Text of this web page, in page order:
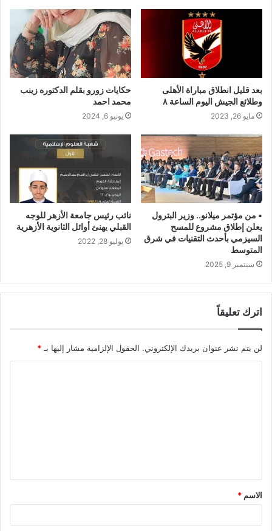
بعد قليل انطلاق مباراة الأهلى
وطلائع الجيش اليوم الساعة ٨
مايو 26, 2023
حكايات زورو بقلم الدكتوره زينب
محمد احمد
يونيو 6, 2024
▪︎ من مؤتمر ميلانو.. وزير البترول
يعلن إطلاق مشروع للمسح
السيزمي بأحدث التقنيات في شرق
المتوسط
سبتمبر 9, 2025
نائب رئيس جامعة الأزهر للوجه
القبلي يهنئ أوائل الثانوية الأزهرية
يوليو 28, 2022
اترك تعليقاً
لن يتم نشر عنوان بريدك الإلكتروني. الحقول الإلزامية مشار إليها بـ *
ق
*
الاسم *